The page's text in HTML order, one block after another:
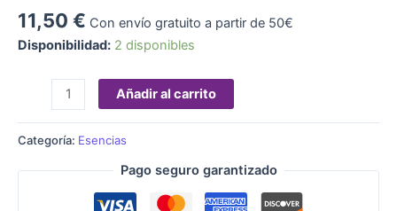
11,50 € Con envío gratuito a partir de 50€
Disponibilidad: 2 disponibles
Añadir al carrito
Categoría: Esencias
Pago seguro garantizado